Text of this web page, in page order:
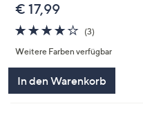
€ 17,99
4.0
von
5
(3)3
Weitere Farben verfügbar
In den Warenkorb